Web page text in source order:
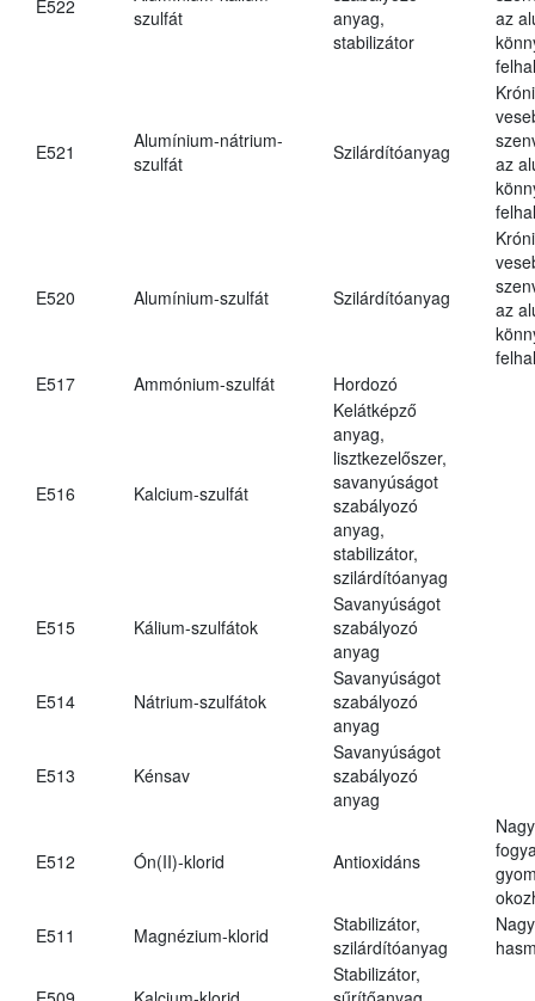
E522
szulfát
anyag,
stabilizátor
az
E521
Alumínium-nátrium-
szulfát
Szilárdítóanyag
az
E520 Alumínium-szulfát Szilárdítóanyag
az
E517
Ammónium-szulfát Hordozó
E516 Kalcium-szulfát
Kelátképző
anyag,
lisztkezelőszer,
savanyúságot
szabályozó
anyag,
stabilizátor,
szilárdítóanyag
E515 Kálium-szulfátok
Savanyúságot
szabályozó
anyag
E514 Nátrium-szulfátok
Savanyúságot
szabályozó
anyag
E513 Kénsav
Savanyúságot
szabályozó
anyag
E512 Ón(II)-klorid Antioxidáns
E511
Magnézium-klorid
Stabilizátor,
szilárdítóanyag
Stabilizátor,